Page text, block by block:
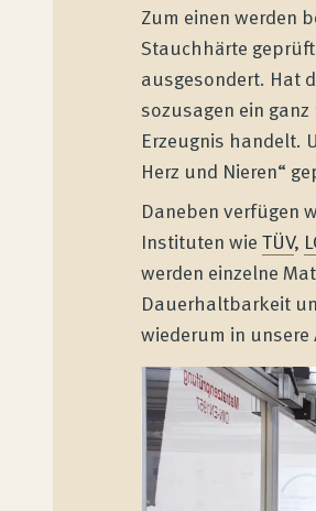
Wenatex Schlafberatung
Produktberatung zu Hause oder
Zum einen werden
Stauchhärte
ausgesondert. Hat
sozusagen ein
Erzeugnis handelt.
Herz und Nieren“
Daneben verfügen
Instituten wieTÜV,
werden einzelne
Dauerhaltbarkeit
wiederum in